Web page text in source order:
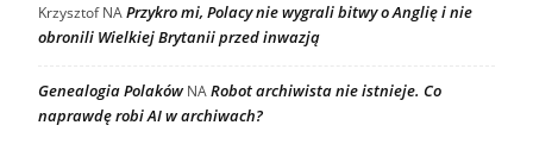
KrzysztofNAPrzykro mi, Polacy nie wygrali bitwy o Anglię i nie
obronili Wielkiej Brytanii przed inwazją
Genealogia PolakówNARobot archiwista nie istnieje. Co
naprawdę robi AI w archiwach?